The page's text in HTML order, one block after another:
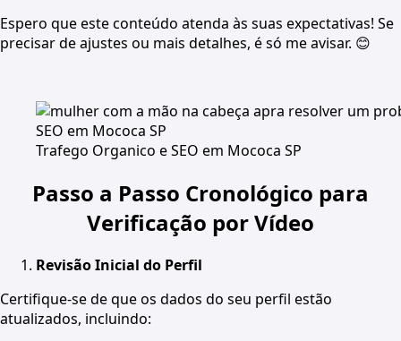
Espero que este conteúdo atenda às suas expectativas! Se
precisar de ajustes ou mais detalhes, é só me avisar. 😊
Trafego Organico e SEO em Mococa SP
Passo a Passo Cronológico para
Verificação por Vídeo
Revisão Inicial do Perfil
Certifique-se de que os dados do seu perfil estão
atualizados, incluindo: